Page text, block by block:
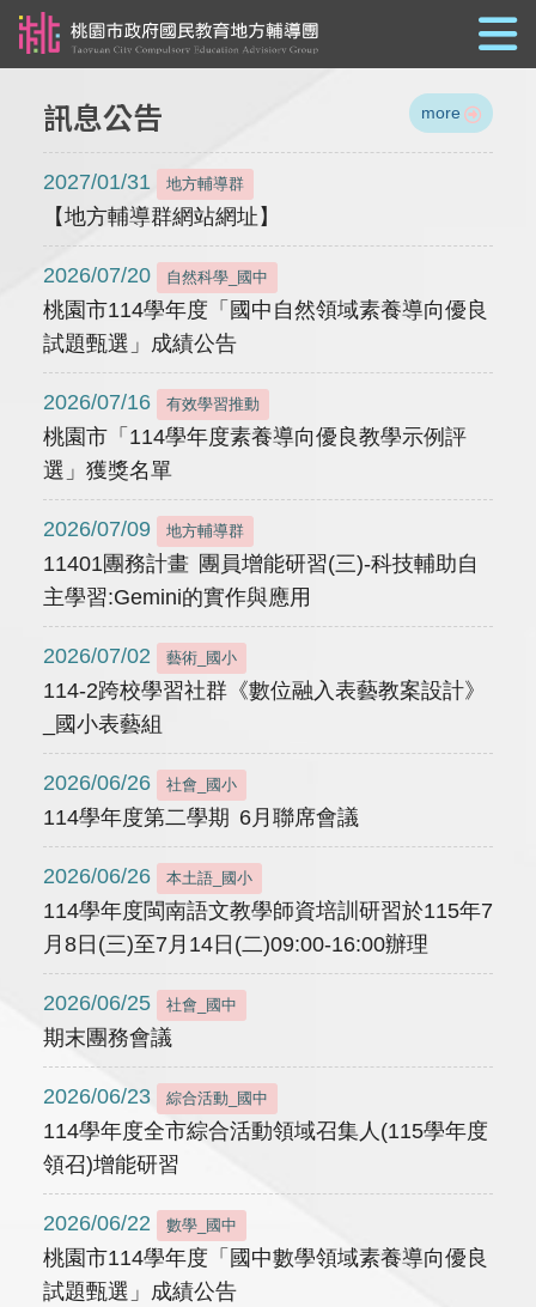
訊息公告 more
2027/01/31 地方輔導群
【地方輔導群網站網址】
2026/07/20 自然科學_國中
桃園市114學年度「國中自然領域素養導向優良
試題甄選」成績公告
2026/07/16 有效學習推動
桃園市「114學年度素養導向優良教學示例評
選」獲獎名單
2026/07/09 地方輔導群
11401團務計畫 團員增能研習(三)-科技輔助自
主學習:Gemini的實作與應用
2026/07/02 藝術_國小
114-2跨校學習社群《數位融入表藝教案設計》
_國小表藝組
2026/06/26 社會_國小
114學年度第二學期 6月聯席會議
2026/06/26 本土語_國小
114學年度閩南語文教學師資培訓研習於115年7
月8日(三)至7月14日(二)09:00-16:00辦理
2026/06/25 社會_國中
期末團務會議
2026/06/23 綜合活動_國中
114學年度全市綜合活動領域召集人(115學年度
領召)增能研習
2026/06/22 數學_國中
桃園市114學年度「國中數學領域素養導向優良
試題甄選」成績公告